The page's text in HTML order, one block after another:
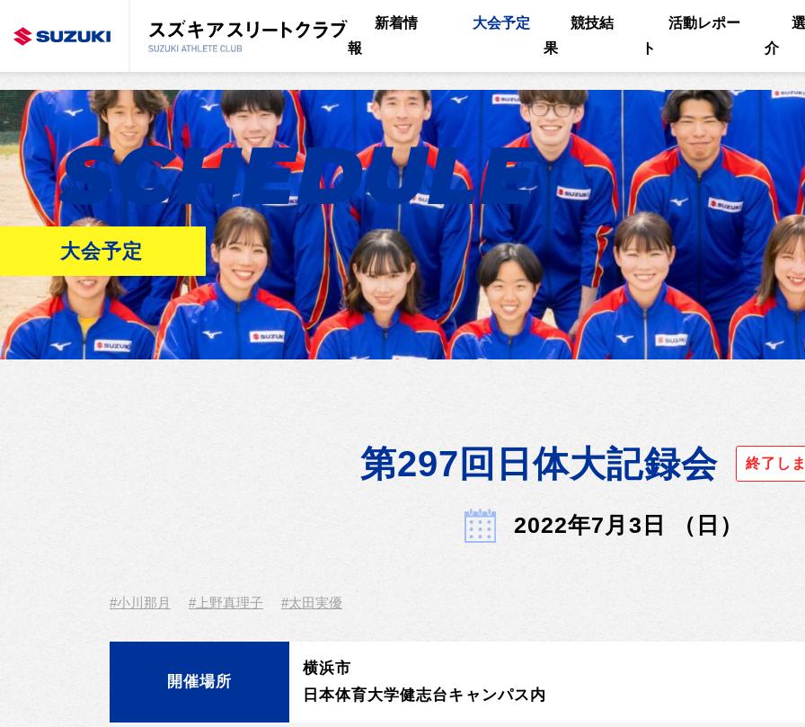
新着情
報
大会予定
競技結
果
活動レポー
ト
介
SCHEDULE
大会予定
第297回日体大記録会 終了し
2022年7月3日 （日）
#小川那月 #上野真理子 #太田実優
開催場所
横浜市
日本体育大学健志台キャンパス内